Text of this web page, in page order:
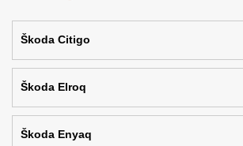
Škoda Citigo
Škoda Elroq
Škoda Enyaq